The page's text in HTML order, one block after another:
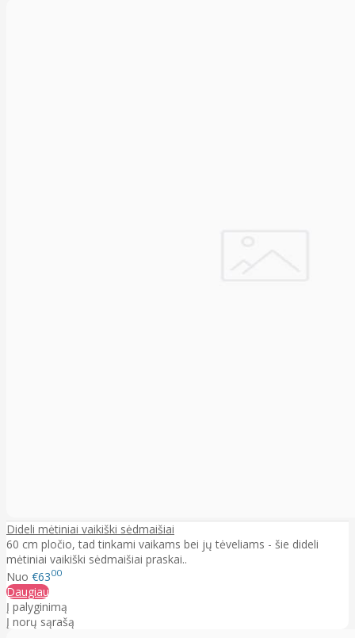
Dideli mėtiniai vaikiški sėdmaišiai
60 cm pločio, tad tinkami vaikams bei jų tėveliams - šie dideli
mėtiniai vaikiški sėdmaišiai praskai..
Nuo €6300
Daugiau
Į palyginimą
Į norų sąrašą